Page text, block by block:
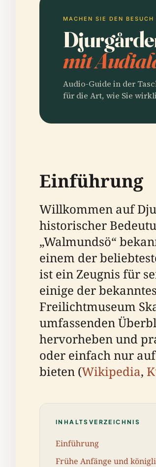
MACHEN SIE DEN BESUCH
mit
Audio-Guide in der
für die Art, wie Sie
Einführung
Willkommen auf
historischer
„Walmundsö“
einem der
ist ein Zeugnis für
einige der
Freilichtmuseum
umfassenden
hervorheben und
oder einfach nur
bieten (Wikipedia,
INHALTSVERZEICHNIS
Einführung
Frühe Anfänge und